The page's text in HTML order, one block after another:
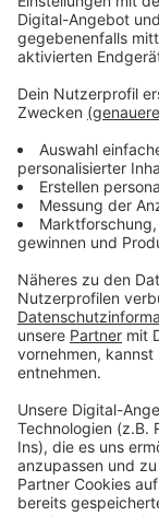
Spendendaten:
Anweisung auf
Circus Proscho
IBAN: DE41
mit dem
Oder über
circus-
mit dem
Anzeige